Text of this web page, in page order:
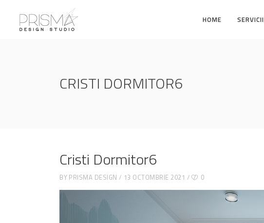
HOME SERVICII
CRISTI DORMITOR6
Cristi Dormitor6
BY PRISMA DESIGN 13 OCTOMBRIE 2021 0